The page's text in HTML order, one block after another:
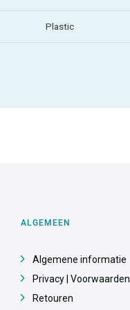
Plastic
ALGEMEEN
Algemene informatie
Privacy | Voorwaarden
Retouren